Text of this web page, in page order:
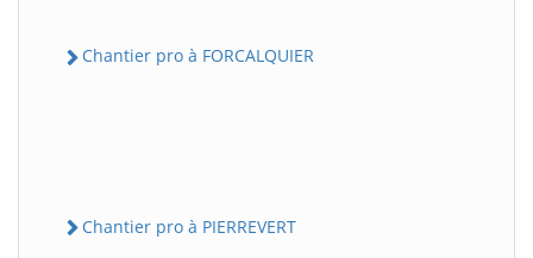
Chantier pro à FORCALQUIER
Chantier pro à PIERREVERT